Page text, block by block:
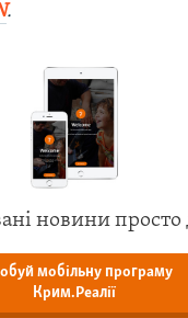
.
новини
мобільну програму
Крим.Реалії